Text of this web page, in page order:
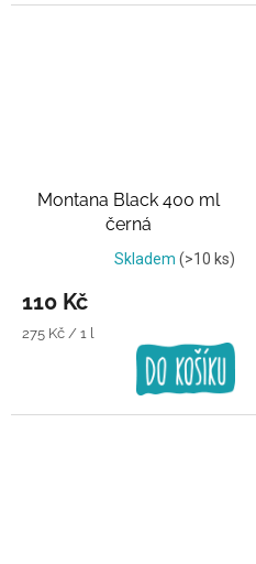
Montana Black 400 ml
černá
Skladem (>10 ks)
110 Kč
Měrná
275 Kč / 1 l